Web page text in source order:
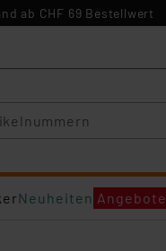
ab CHF 69 Bestellwert
Neuheiten Angebote